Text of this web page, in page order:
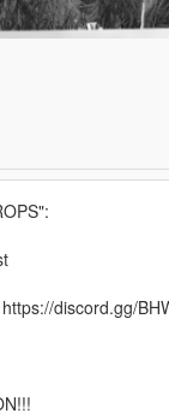
discord.gg/